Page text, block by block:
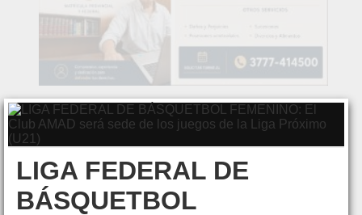
LIGA FEDERAL DE
BÁSQUETBOL